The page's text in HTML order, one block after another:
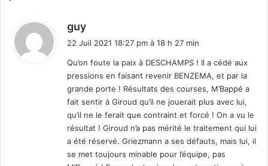
guy
:
22 Juil 2021 18:27 pm à 18 h 27 min
Qu’on foute la paix à DESCHAMPS ! Il a cédé aux
pressions en faisant revenir BENZEMA, et par la
grande porte ! Résultats des courses, M’Bappé a
fait sentir à Giroud qu’il ne jouerait plus avec lui,
qu’il ne le ferait que contraint et forcé ! On a vu le
résultat ! Giroud n’a pas mérité le traitement qui lui
a été réservé. Griezmann a ses défauts, mais lui, il
se met toujours minable pour l’équipe, pas